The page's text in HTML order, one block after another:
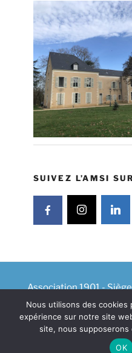
SUIVEZ L’AMSI
Association 1901 -
VELLES
Plan du site |Haut de
OncBara
Nous utilisons des cookies
expérience sur notre site
site, nous
OK